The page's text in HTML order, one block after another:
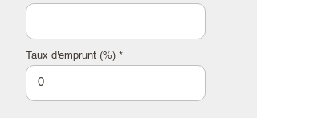
Taux d'emprunt (%) *